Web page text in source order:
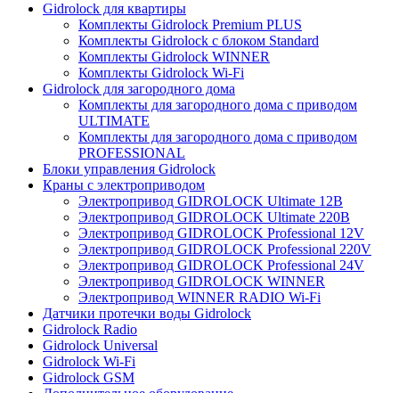
Gidrolock для квартиры
Комплекты Gidrolock Premium PLUS
Комплекты Gidrolock с блоком Standard
Комплекты Gidrolock WINNER
Комплекты Gidrolock Wi-Fi
Gidrolock для загородного дома
Комплекты для загородного дома с приводом
ULTIMATE
Комплекты для загородного дома с приводом
PROFESSIONAL
Блоки управления Gidrolock
Краны с электроприводом
Электропривод GIDROLOCK Ultimate 12В
Электропривод GIDROLOCK Ultimate 220В
Электропривод GIDROLOCK Professional 12V
Электропривод GIDROLOCK Professional 220V
Электропривод GIDROLOCK Professional 24V
Электропривод GIDROLOCK WINNER
Электропривод WINNER RADIO Wi-Fi
Датчики протечки воды Gidrolock
Gidrolock Radio
Gidrolock Universal
Gidrolock Wi-Fi
Gidrolock GSM